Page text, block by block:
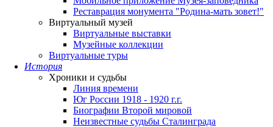
Реставрация монумента "Родина-мать зовет!"
Виртуальный музей
Виртуальные выставки
Музейные коллекции
Виртуальные туры
История
Хроники и судьбы
Линия времени
Юг России 1918 - 1920 г.г.
Биографии Второй мировой
Неизвестные судьбы Сталинграда